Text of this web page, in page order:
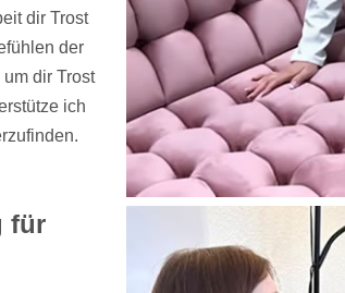
dir Trost
der
dir Trost
ich
für